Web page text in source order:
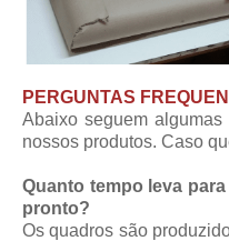
PERGUNTAS
Abaixo seguem
nossos produtos. Caso
Quanto tempo leva
pronto?
Os quadros são